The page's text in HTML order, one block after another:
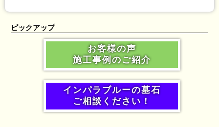
ピックアップ
お客様の声
施工事例のご紹介
インパラブルーの墓石
ご相談ください！